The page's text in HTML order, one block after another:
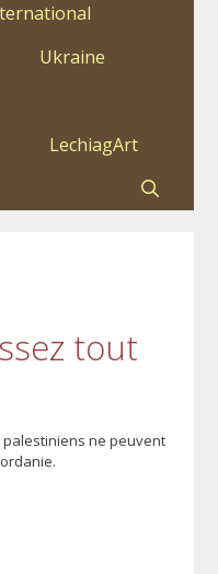
Ukraine
LechiagArt
tout
palestiniens ne peuvent